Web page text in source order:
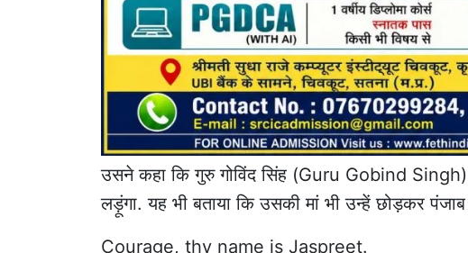
उसने कहा कि गुरु गोविंद सिंह (Guru Gobind
लड़ूंगा. यह भी बताया कि उसकी मां भी उन्हें छोड़कर
Courage, thy name is Jaspreet.